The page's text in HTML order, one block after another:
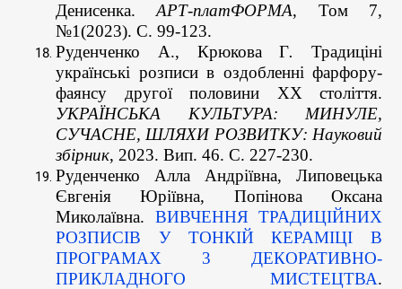
Денисенка.АРТ-платФОРМА, Том 7,
№1(2023). С. 99-123.
Руденченко А., Крюкова Г. Традиціні
українські розписи в оздобленні фарфору-
фаянсу другої половини ХХ століття.
УКРАЇНСЬКА КУЛЬТУРА: МИНУЛЕ,
СУЧАСНЕ, ШЛЯХИ РОЗВИТКУ: Науковий
збірник, 2023. Вип. 46. С. 227-230.
Руденченко Алла Андріївна, Липовецька
Євгенія Юріївна, Попінова Оксана
Миколаївна. ВИВЧЕННЯ ТРАДИЦІЙНИХ
РОЗПИСІВ У ТОНКІЙ КЕРАМІЦІ В
ПРОГРАМАХ 3 ДЕКОРАТИВНО-
ПРИКЛАДНОГО МИСТЕЦТВА.